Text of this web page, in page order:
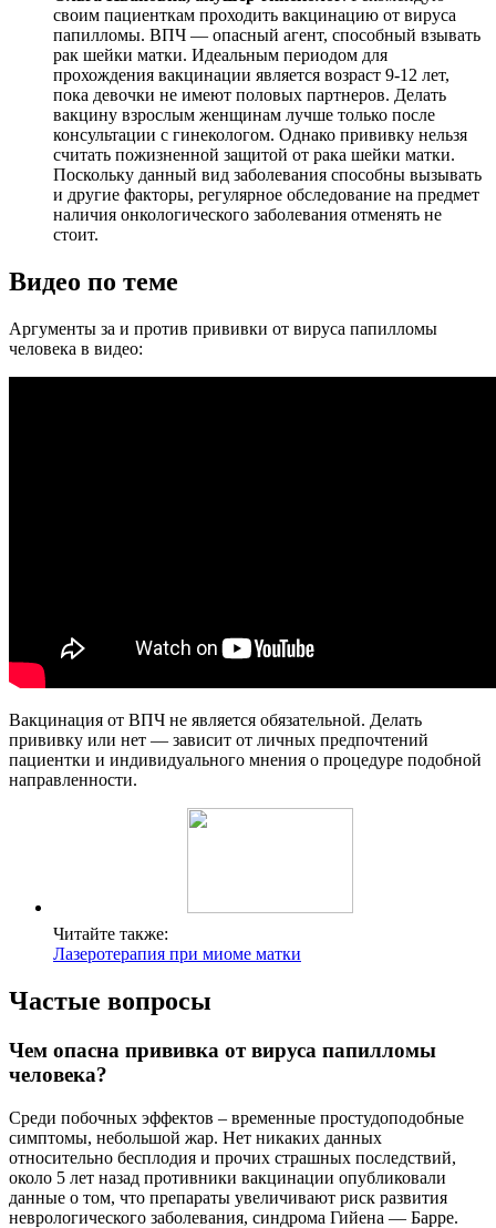
своим пациенткам проходить вакцинацию от вируса
папилломы. ВПЧ — опасный агент, способный взывать
рак шейки матки. Идеальным периодом для
прохождения вакцинации является возраст 9-12 лет,
пока девочки не имеют половых партнеров. Делать
вакцину взрослым женщинам лучше только после
консультации с гинекологом. Однако прививку нельзя
считать пожизненной защитой от рака шейки матки.
Поскольку данный вид заболевания способны вызывать
и другие факторы, регулярное обследование на предмет
наличия онкологического заболевания отменять не
стоит.
Видео по теме
Аргументы за и против прививки от вируса папилломы
человека в видео:
Вакцинация от ВПЧ не является обязательной. Делать
прививку или нет — зависит от личных предпочтений
пациентки и индивидуального мнения о процедуре подобной
направленности.
Читайте также:
Лазеротерапия при миоме матки
Частые вопросы
Чем опасна прививка от вируса папилломы
человека?
Среди побочных эффектов – временные простудоподобные
симптомы, небольшой жар. Нет никаких данных
относительно бесплодия и прочих страшных последствий,
около 5 лет назад противники вакцинации опубликовали
данные о том, что препараты увеличивают риск развития
неврологического заболевания, синдрома Гийена — Барре.